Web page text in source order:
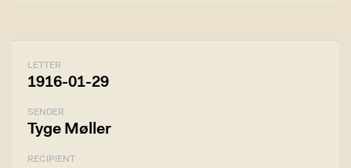
LETTER
1916-01-29
SENDER
Tyge Møller
RECIPIENT